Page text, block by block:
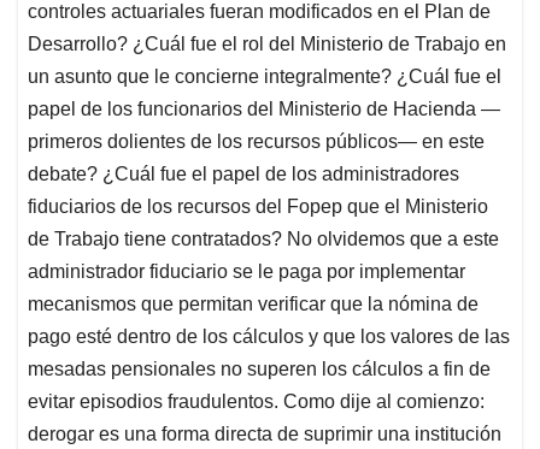
controles actuariales fueran modificados en el Plan de
Desarrollo? ¿Cuál fue el rol del Ministerio de Trabajo en
un asunto que le concierne integralmente? ¿Cuál fue el
papel de los funcionarios del Ministerio de Hacienda —
primeros dolientes de los recursos públicos— en este
debate? ¿Cuál fue el papel de los administradores
fiduciarios de los recursos del Fopep que el Ministerio
de Trabajo tiene contratados? No olvidemos que a este
administrador fiduciario se le paga por implementar
mecanismos que permitan verificar que la nómina de
pago esté dentro de los cálculos y que los valores de las
mesadas pensionales no superen los cálculos a fin de
evitar episodios fraudulentos. Como dije al comienzo:
derogar es una forma directa de suprimir una institución